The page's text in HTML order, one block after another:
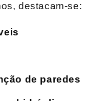
destacam-se:
de ‌paredes